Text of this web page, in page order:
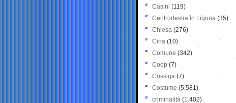
Casini (119)
Centrodestra in Liguria (35)
Chiesa (276)
Cina (10)
Comune (342)
Coop (7)
Cossiga (7)
Costume (5.581)
criminalità (1.402)